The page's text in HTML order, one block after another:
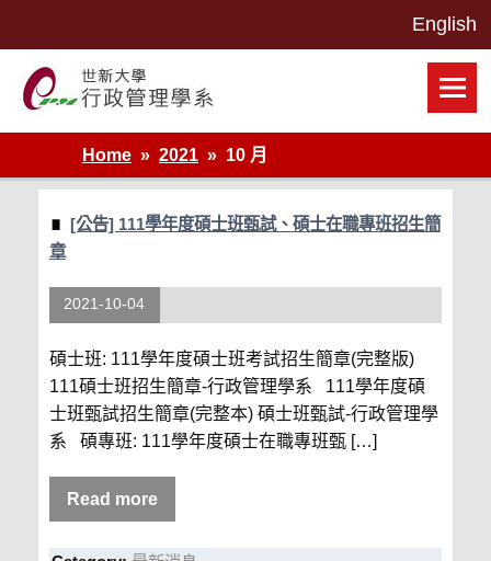
世新大學行政管理學系網站
Home
2021 10 月
[公告] 111學年度碩士班甄試、碩士在職專班招生簡
章
2021-10-04
碩士班: 111學年度碩士班考試招生簡章(完整版)
111碩士班招生簡章-行政管理學系 111學年度碩
士班甄試招生簡章(完整本) 碩士班甄試-行政管理學
系 碩專班: 111學年度碩士在職專班甄 […]
Read more